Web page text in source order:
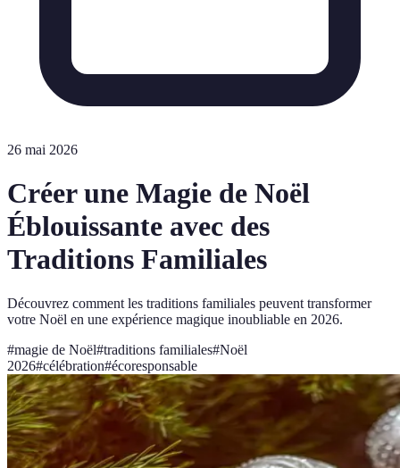
26 mai 2026
Créer une Magie de Noël
Éblouissante avec des
Traditions Familiales
Découvrez comment les traditions familiales peuvent transformer
votre Noël en une expérience magique inoubliable en 2026.
#magie de Noël#traditions familiales#Noël
2026#célébration#écoresponsable